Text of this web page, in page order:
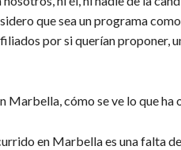
que sea un programa
por si querían proponer,
Marbella, cómo se ve lo que ha
en Marbella es una falta